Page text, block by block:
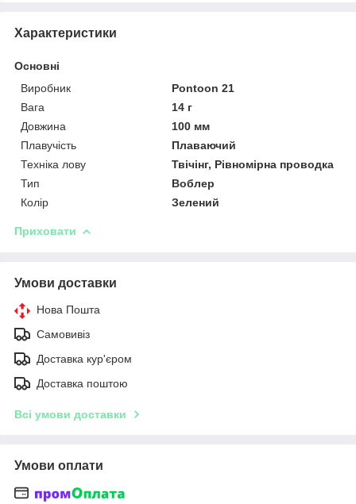
Характеристики
Основні
Виробник
Pontoon 21
Вага
14 г
Довжина
100 мм
Плавучість
Плаваючий
Техніка лову
Твічінг, Рівномірна проводка
Тип
Воблер
Колір
Зелений
Приховати
Умови доставки
Нова Пошта
Самовивіз
Доставка кур'єром
Доставка поштою
Всі умови доставки
Умови оплати